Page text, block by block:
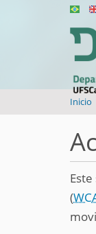
U
e
d
e
t
á
Inicio
(